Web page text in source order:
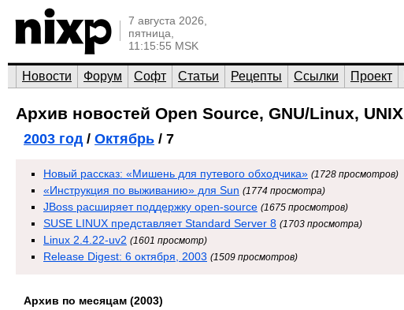
7 августа 2026,
пятница,
11:15:55 MSK
Новости Форум Софт Статьи Рецепты Ссылки Проект
Архив новостей Open Source, GNU/Linux, UNIX
2003 год/ Октябрь / 7
Новый рассказ: «Мишень для путевого обходчика» (1728 просмотров)
«Инструкция по выживанию» для Sun (1774 просмотра)
JBoss расширяет поддержку open-source (1675 просмотров)
SUSE LINUX представляет Standard Server 8 (1703 просмотра)
Linux 2.4.22-uv2 (1601 просмотр)
Release Digest: 6 октября, 2003 (1509 просмотров)
Архив по месяцам (2003)